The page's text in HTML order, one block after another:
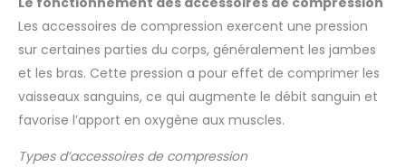
Les accessoires de compression exercent une pression
sur certaines parties du corps, généralement les jambes
et les bras. Cette pression a pour effet de comprimer les
vaisseaux sanguins, ce qui augmente le débit sanguin et
favorise l’apport en oxygène aux muscles.
Types d’accessoires de compression